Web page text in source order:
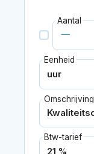
Aantal
Eenheid
Omschrijving
Btw-tarief